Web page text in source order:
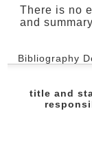
There is no
and
Bibliography
title and